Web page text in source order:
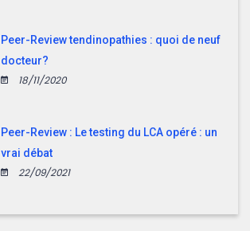
Peer-Review tendinopathies : quoi de neuf
docteur?
18/11/2020
Peer-Review : Le testing du LCA opéré : un
vrai débat
22/09/2021